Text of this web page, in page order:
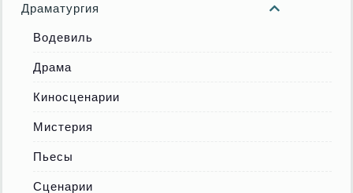
Драматургия
Водевиль
Драма
Киносценарии
Мистерия
Пьесы
Сценарии